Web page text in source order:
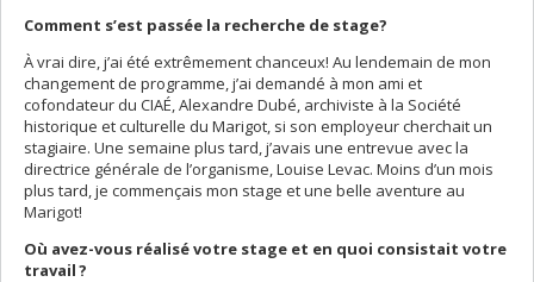
Comment s’est passée la recherche de stage?
À vrai dire, j’ai été extrêmement chanceux! Au lendemain de mon
changement de programme, j’ai demandé à mon ami et
cofondateur du CIAÉ, Alexandre Dubé, archiviste à la Société
historique et culturelle du Marigot, si son employeur cherchait un
stagiaire. Une semaine plus tard, j’avais une entrevue avec la
directrice générale de l’organisme, Louise Levac. Moins d’un mois
plus tard, je commençais mon stage et une belle aventure au
Marigot!
Où avez-vous réalisé votre stage et en quoi consistait votre
travail ?